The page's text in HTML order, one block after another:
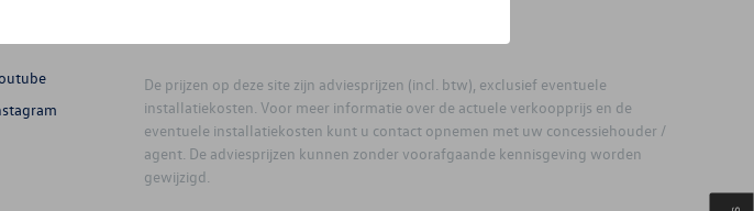
De prijzen op deze site zijn adviesprijzen (incl. btw), exclusief eventuele
installatiekosten. Voor meer informatie over de actuele verkoopprijs en de
eventuele installatiekosten kunt u contact opnemen met uw concessiehouder /
agent. De adviesprijzen kunnen zonder voorafgaande kennisgeving worden
gewijzigd.